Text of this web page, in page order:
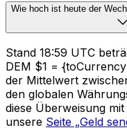
Wie hoch ist heute der
Stand 18:59 UTC
DEM $1 =
der Mittelwert
den globalen
diese Überweisung
unsere Seite „Geld